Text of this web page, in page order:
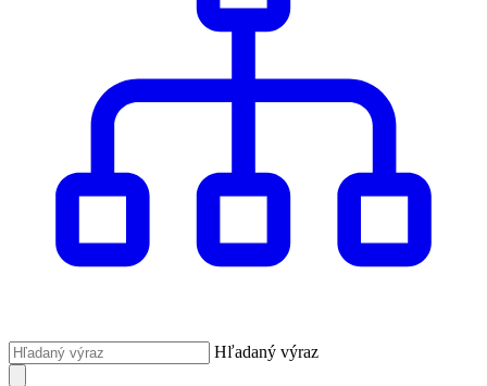
Hľadaný výraz